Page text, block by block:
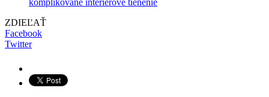
ZDIEĽAŤ
Facebook
Twitter